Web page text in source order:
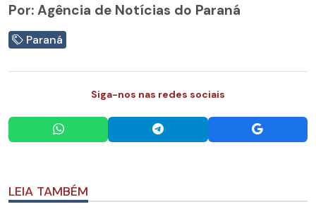
Por: Agência de Notícias do Paraná
Paraná
Siga-nos nas redes sociais
LEIA TAMBÉM